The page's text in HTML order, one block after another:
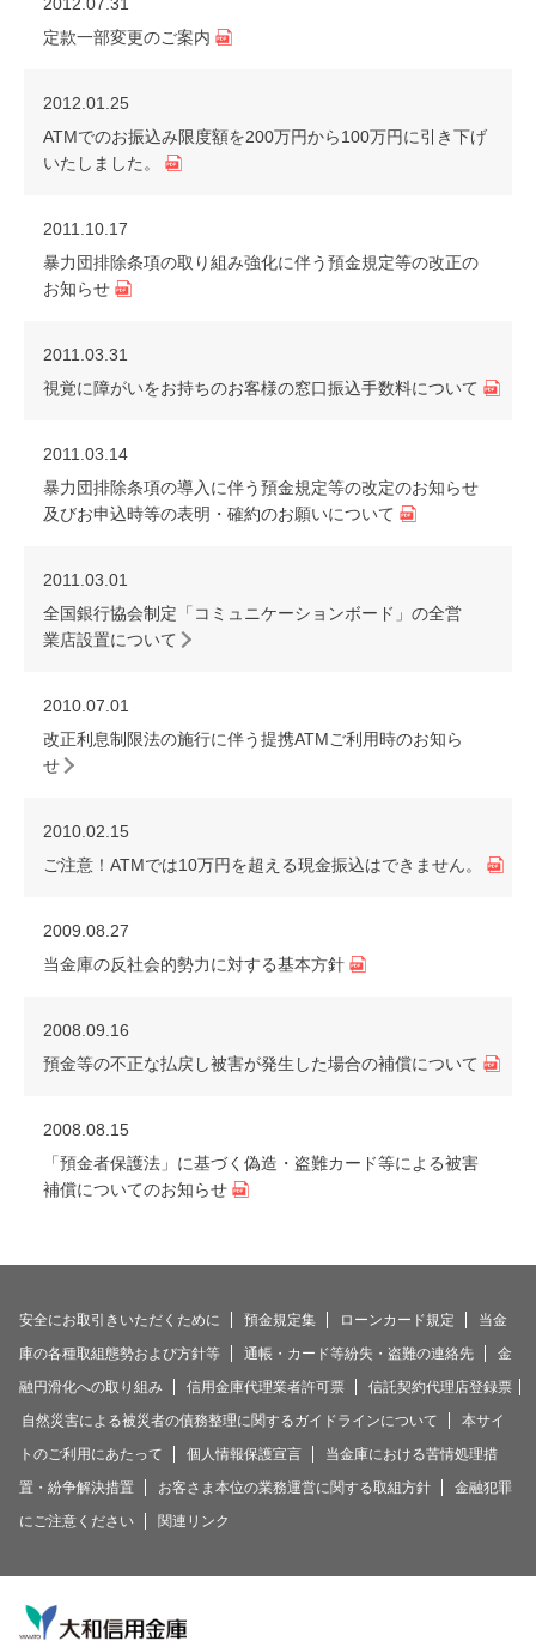
定款一部変更のご案内
2012.01.25
ATMでのお振込み限度額を200万円から100万円に引き下げ
いたしました。
2011.10.17
暴力団排除条項の取り組み強化に伴う預金規定等の改正の
お知らせ
2011.03.31
視覚に障がいをお持ちのお客様の窓口振込手数料について
2011.03.14
暴力団排除条項の導入に伴う預金規定等の改定のお知らせ
及びお申込時等の表明・確約のお願いについて
2011.03.01
全国銀行協会制定「コミュニケーションボード」の全営
業店設置について
2010.07.01
改正利息制限法の施行に伴う提携ATMご利用時のお知ら
せ
2010.02.15
ご注意！ATMでは10万円を超える現金振込はできません。
2009.08.27
当金庫の反社会的勢力に対する基本方針
2008.09.16
預金等の不正な払戻し被害が発生した場合の補償について
2008.08.15
「預金者保護法」に基づく偽造・盗難カード等による被害
補償についてのお知らせ
安全にお取引きいただくために 預金規定集 ローンカード規定
当金
庫の各種取組態勢および方針等
通帳・カード等紛失・盗難の連絡先
金
融円滑化への取り組み
信用金庫代理業者許可票
信託契約代理店登録票
自然災害による被災者の債務整理に関するガイドラインについて
本サイ
トのご利用にあたって
個人情報保護宣言
当金庫における苦情処理措
置・紛争解決措置
お客さま本位の業務運営に関する取組方針
金融犯罪
にご注意ください
関連リンク